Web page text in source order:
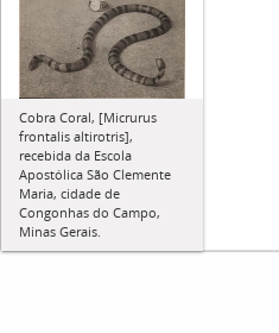
Cobra Coral, [Micrurus
frontalis altirotris],
recebida da Escola
Apostólica São Clemente
Maria, cidade de
Congonhas do Campo,
Minas Gerais.